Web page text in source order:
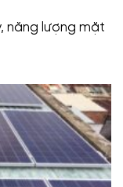
năng lượng mặt